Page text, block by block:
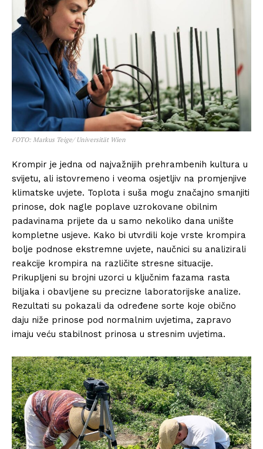
FOTO: Markus Teige/ Universität Wien
Krompir je jedna od najvažnijih prehrambenih kultura u
svijetu, ali istovremeno i veoma osjetljiv na promjenjive
klimatske uvjete. Toplota i suša mogu značajno smanjiti
prinose, dok nagle poplave uzrokovane obilnim
padavinama prijete da u samo nekoliko dana unište
kompletne usjeve. Kako bi utvrdili koje vrste krompira
bolje podnose ekstremne uvjete, naučnici su analizirali
reakcije krompira na različite stresne situacije.
Prikupljeni su brojni uzorci u ključnim fazama rasta
biljaka i obavljene su precizne laboratorijske analize.
Rezultati su pokazali da određene sorte koje obično
daju niže prinose pod normalnim uvjetima, zapravo
imaju veću stabilnost prinosa u stresnim uvjetima.